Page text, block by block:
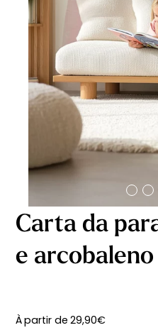
Carta da
e
À partir de29,90€